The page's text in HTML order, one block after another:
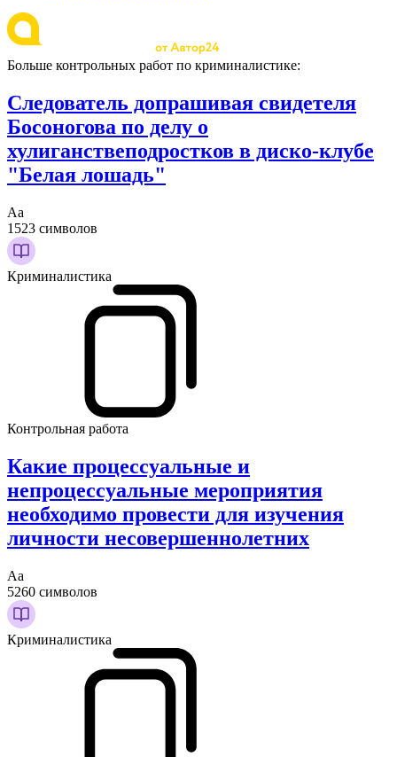
Больше контрольных работ по криминалистике:
Следователь допрашивая свидетеля
Босоногова по делу о
хулиганствеподростков в диско-клубе
"Белая лошадь"
Аа
1523 символов
Криминалистика
Контрольная работа
Какие процессуальные и
непроцессуальные мероприятия
необходимо провести для изучения
личности несовершеннолетних
Аа
5260 символов
Криминалистика